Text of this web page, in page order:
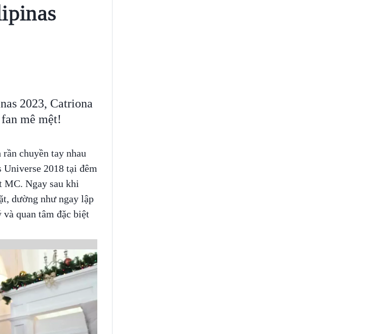
2023, Catriona
mê mệt!
chuyền tay nhau
2018 tại đêm
Ngay sau khi
dường như ngay lập
quan tâm đặc biệt